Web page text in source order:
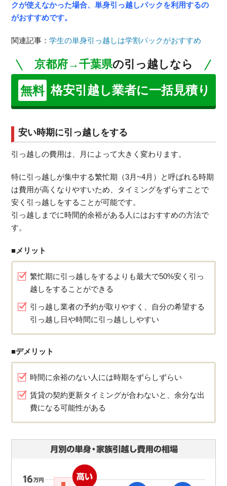
クが使えなかった場合、単身引っ越しパックを利用するの
がおすすめです。
関連記事：学生の単身引っ越しは学割パックがおすすめ
京都府→千葉県の引っ越しなら
無料 格安引越し業者に一括見積り
安い時期に引っ越しをする
引っ越しの費用は、月によって大きく変わります。
特に引っ越しが集中する繁忙期（3月~4月）と呼ばれる時期
は費用が高くなりやすいため、タイミングをずらすことで
安く引っ越しをすることが可能です。
引っ越しまでに時間的余裕がある人にはおすすめの方法で
す。
■メリット
繁忙期に引っ越しをするよりも最大で50%安く引っ
越しをすることができる
引っ越し業者の予約が取りやすく、自分の希望する
引っ越し日や時間に引っ越ししやすい
■デメリット
時間に余裕のない人には時期をずらしずらい
賃貸の契約更新タイミングが合わないと、余分な出
費になる可能性がある